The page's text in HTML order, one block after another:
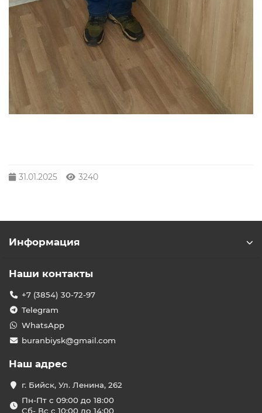
31.01.2025 3240
Информация
Наши контакты
+7 (3854) 30-72-97
Telegram
WhatsApp
buranbiysk@gmail.com
Наш адрес
г. Бийск, Ул. Ленина, 262
Пн-Пт с 09:00 до 18:00
Сб- Вс с 10:00 до 14:00